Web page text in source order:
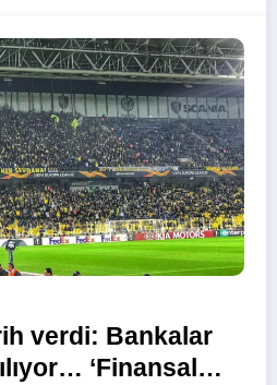
verdi: Bankalar
‘Finansal